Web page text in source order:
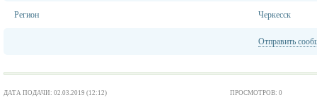
Регион Черкесск
Отправить
ДАТА ПОДАЧИ: 02.03.2019 (12:12) ПРОСМОТРОВ: 0